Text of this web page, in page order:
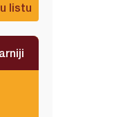
listu